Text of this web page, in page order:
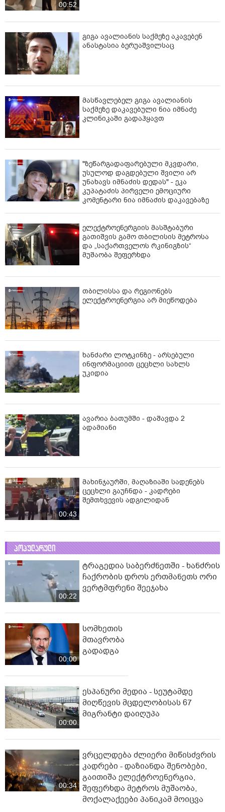
00:52
გიგა ავალიანის საქმეზე აკავებენ
ანასტასია ბერუაშვილსაც
მასწავლებელ გიგა ავალიანის
საქმეზე დაკავებული ნია იმნაძე
კლინიკაში გადაჰყავთ
"ზეწარგადაფარებული მკვდარი,
უსულოდ დაგდებული შვილი არ
უნახავს იმნაძის დედას" - ეკა
კუპატაძის პირველი ემოციური
კომენტარი ნია იმნაძის დაკავებაზე
ელექტროენერგიის მასშტაბური
გათიშვის გამო თბილისის მეტროსა
და „საქართველოს რკინიგზის“
მუშაობა შეფერხდა
თბილისსა და რეგიონებს
ელექტროენერგია არ მიეწოდება
ხანძარი ლოტკინზე - არსებული
ინფორმაციით ცეცხლი სახლს
უკიდია
ავარია ბათუმში - დაშავდა 2
ადამიანი
00:43
მახინჯაურში, მაღაზიაში სადენებს
ცეცხლი გაუჩნდა - კადრები
შემთხვევის ადგილიდან
პოპულარული
00:22
ტრაგედია საბერძნეთში - ხანძრის
ჩაქრობის დროს ერთმანეთს ორი
ვერტმფრენი შეეჯახა
00:00
სომხეთის
მთავრობა
გადადგა
00:00
ესპანური მედია - სეუტამდე
მიღწევის მცდელობისას 67
მიგრანტი დაიღუპა
00:34
ვრცელდება ძლიერი მიწისძვრის
კადრები - დაზიანდა შენობები,
გაითიშა ელექტროენერგია,
შეფერხდა მეტროს მუშაობა,
მოქალაქეები პანიკამ მოიცვა